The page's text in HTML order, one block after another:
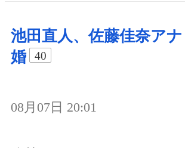
池田直人、佐藤佳奈ア
婚
40
08月07日 20:01